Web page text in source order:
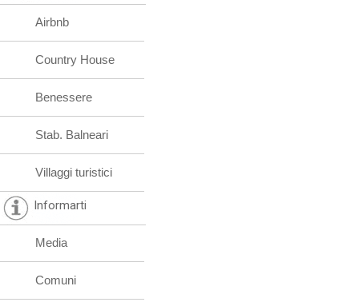
Airbnb
Country House
Benessere
Stab. Balneari
Villaggi turistici
Informarti
Media
Comuni